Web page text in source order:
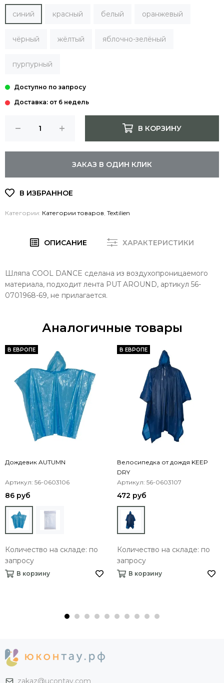
синий красный белый оранжевый
чёрный жёлтый яблочно-зелёный
пурпурный
Доставка: от 6 недель
В КОРЗИНУ
ЗАКАЗ В ОДИН КЛИК
Категории: Категории товаров Textilien
ОПИСАНИЕ ХАРАКТЕРИСТИКИ
Шляпа COOL DANCE сделана из воздухопроницаемого
материала, подходит лента PUT AROUND, артикул 56-
0701968-69, не прилагается.
Аналогичные товары
В ЕВРОПЕ
Дождевик AUTUMN
Артикул: 56-0603106
86 руб
Количество на складе: по
запросу
В корзину
В ЕВРОПЕ
Велосипедка от дождя KEEP
DRY
Артикул: 56-0603107
472 руб
Количество на складе: по
запросу
В корзину
zakaz@ucontay.com